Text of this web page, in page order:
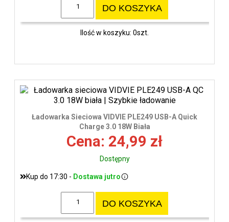
DO KOSZYKA
Ilość w koszyku: 0szt.
Ładowarka Sieciowa VIDVIE PLE249 USB-A Quick
Charge 3.0 18W Biała
Cena: 24,99 zł
Dostępny
Kup do 17:30 - Dostawa jutro
DO KOSZYKA